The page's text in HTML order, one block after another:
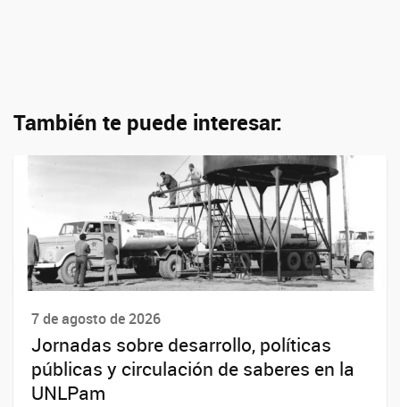
También te puede interesar:
7 de agosto de 2026
Jornadas sobre desarrollo, políticas
públicas y circulación de saberes en la
UNLPam